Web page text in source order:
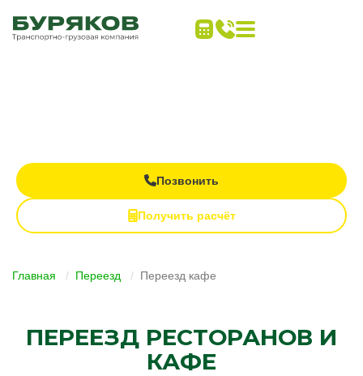
Позвонить
Получить расчёт
Главная Переезд Переезд кафе
ПЕРЕЕЗД РЕСТОРАНОВ И
КАФЕ